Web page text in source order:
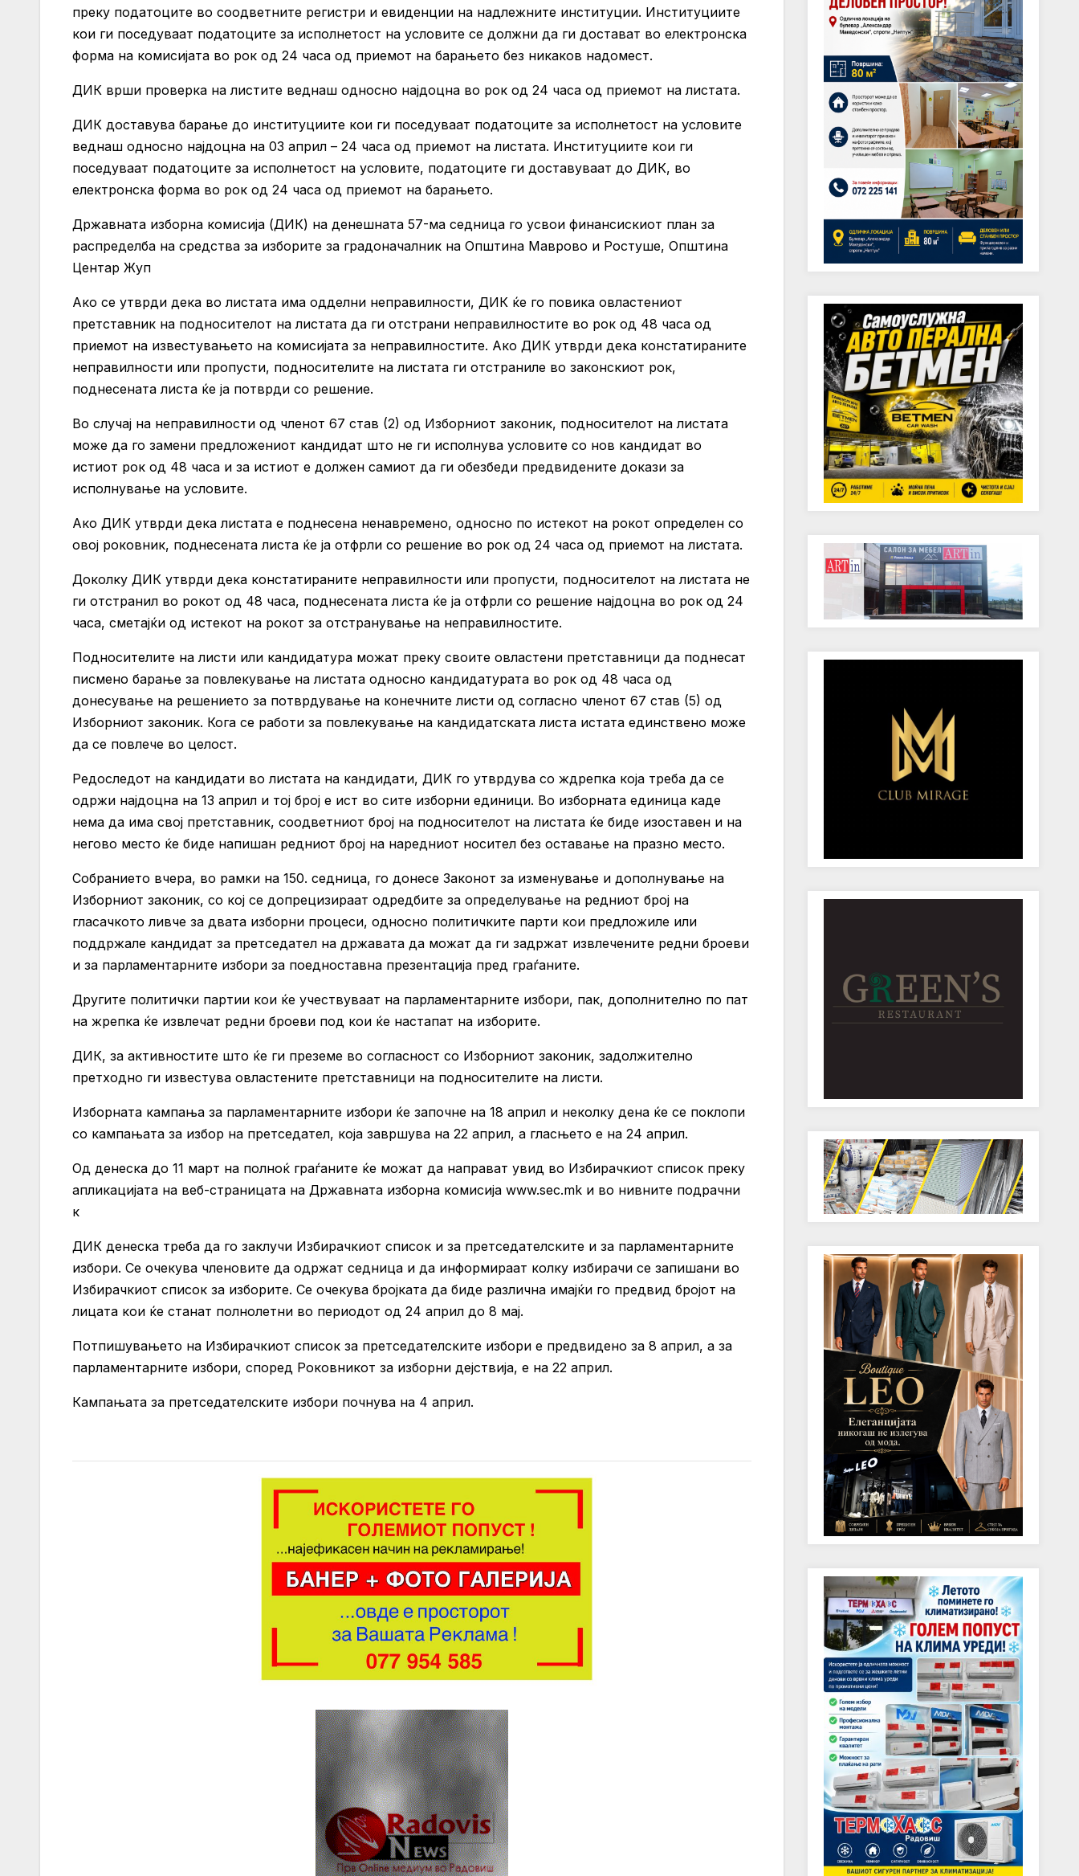
преку податоците во соодветните регистри и евиденции на надлежните институции. Институциите
кои ги поседуваат податоците за исполнетост на условите се должни да ги достават во електронска
форма на комисијата во рок од 24 часа од приемот на барањето без никаков надомест.
ДИК врши проверка на листите веднаш односно најдоцна во рок од 24 часа од приемот на листата.
ДИК доставува барање до институциите кои ги поседуваат податоците за исполнетост на условите
веднаш односно најдоцна на 03 април – 24 часа од приемот на листата. Институциите кои ги
поседуваат податоците за исполнетост на условите, податоците ги доставуваат до ДИК, во
електронска форма во рок од 24 часа од приемот на барањето.
Државната изборна комисија (ДИК) на денешната 57-ма седница го усвои финансискиот план за
распределба на средства за изборите за градоначалник на Општина Маврово и Ростуше, Општина
Центар Жуп
Ако се утврди дека во листата има одделни неправилности, ДИК ќе го повика овластениот
претставник на подносителот на листата да ги отстрани неправилностите во рок од 48 часа од
приемот на известувањето на комисијата за неправилностите. Ако ДИК утврди дека констатираните
неправилности или пропусти, подносителите на листата ги отстраниле во законскиот рок,
поднесената листа ќе ја потврди со решение.
Во случај на неправилности од членот 67 став (2) од Изборниот законик, подносителот на листата
може да го замени предложениот кандидат што не ги исполнува условите со нов кандидат во
истиот рок од 48 часа и за истиот е должен самиот да ги обезбеди предвидените докази за
исполнување на условите.
Ако ДИК утврди дека листата е поднесена ненавремено, односно по истекот на рокот определен со
овој роковник, поднесената листа ќе ја отфрли со решение во рок од 24 часа од приемот на листата.
Доколку ДИК утврди дека констатираните неправилности или пропусти, подносителот на листата не
ги отстранил во рокот од 48 часа, поднесената листа ќе ја отфрли со решение најдоцна во рок од 24
часа, сметајќи од истекот на рокот за отстранување на неправилностите.
Подносителите на листи или кандидатура можат преку своите овластени претставници да поднесат
писмено барање за повлекување на листата односно кандидатурата во рок од 48 часа од
донесување на решението за потврдување на конечните листи од согласно членот 67 став (5) од
Изборниот законик. Кога се работи за повлекување на кандидатската листа истата единствено може
да се повлече во целост.
Редоследот на кандидати во листата на кандидати, ДИК го утврдува со ждрепка која треба да се
одржи најдоцна на 13 април и тој број е ист во сите изборни единици. Во изборната единица каде
нема да има свој претставник, соодветниот број на подносителот на листата ќе биде изоставен и на
негово место ќе биде напишан редниот број на наредниот носител без оставање на празно место.
Собранието вчера, во рамки на 150. седница, го донесе Законот за изменување и дополнување на
Изборниот законик, со кој се допрецизираат одредбите за определување на редниот број на
гласачкото ливче за двата изборни процеси, односно политичките парти кои предложиле или
поддржале кандидат за претседател на државата да можат да ги задржат извлечените редни броеви
и за парламентарните избори за поедноставна презентација пред граѓаните.
Другите политички партии кои ќе учествуваат на парламентарните избори, пак, дополнително по пат
на жрепка ќе извлечат редни броеви под кои ќе настапат на изборите.
ДИК, за активностите што ќе ги преземе во согласност со Изборниот законик, задолжително
претходно ги известува овластените претставници на подносителите на листи.
Изборната кампања за парламентарните избори ќе започне на 18 април и неколку дена ќе се поклопи
со кампањата за избор на претседател, која завршува на 22 април, а гласњето е на 24 април.
Од денеска до 11 март на полноќ граѓаните ќе можат да направат увид во Избирачкиот список преку
апликацијата на веб-страницата на Државната изборна комисија www.sec.mk и во нивните подрачни
к
ДИК денеска треба да го заклучи Избирачкиот список и за претседателските и за парламентарните
избори. Се очекува членовите да одржат седница и да информираат колку избирачи се запишани во
Избирачкиот список за изборите. Се очекува бројката да биде различна имајќи го предвид бројот на
лицата кои ќе станат полнолетни во периодот од 24 април до 8 мај.
Потпишувањето на Избирачкиот список за претседателските избори е предвидено за 8 април, а за
парламентарните избори, според Роковникот за изборни дејствија, е на 22 април.
Кампањата за претседателските избори почнува на 4 април.